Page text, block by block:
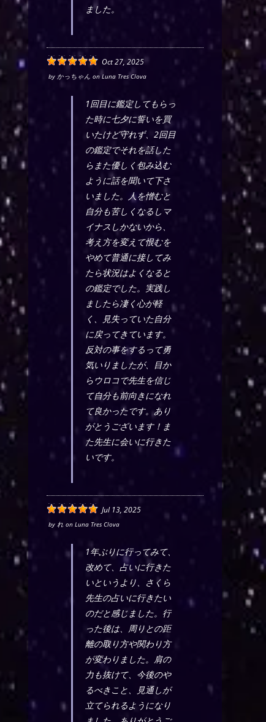
ました。
Oct 27, 2025
by かっちゃん onLuna Tres Clova
1回目に鑑定してもらっ
た時に七夕に誓いを買
いたけど守れず、2回目
の鑑定でそれを話した
らまた優しく包み込む
ように話を聞いて下さ
いました。人を憎むと
自分も苦しくなるしマ
イナスしかないから、
考え方を変えて恨むを
やめて普通に接してみ
たら状況はよくなると
の鑑定でした。実践し
ましたら凄く心が軽
く、見失っていた自分
に戻ってきています。
反対の事をするって勇
気いりましたが、目か
らウロコで先生を信じ
て自分も前向きになれ
て良かったです。あり
がとうございます！ま
た先生に会いに行きた
いです。
Jul 13, 2025
by れ on Luna Tres Clova
1年ぶりに行ってみて、
改めて、占いに行きた
いというより、さくら
先生の占いに行きたい
のだと感じました。行
った後は、周りとの距
離の取り方や関わり方
が変わりました。肩の
力も抜けて、今後のや
るべきこと、見通しが
立てられるようになり